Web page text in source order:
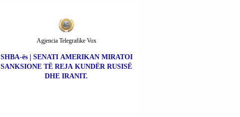
SHBA-ës | SENATI AMERIKAN MIRATOI
SANKSIONE TË REJA KUNDËR RUSISË
DHE IRANIT.
Agjencia Telegrafike Vox